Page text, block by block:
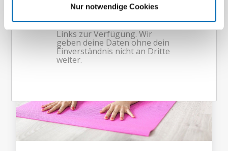
Nur notwendige Cookies